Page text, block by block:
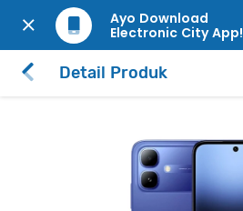
Ayo Download
Electronic City App!
Detail Produk